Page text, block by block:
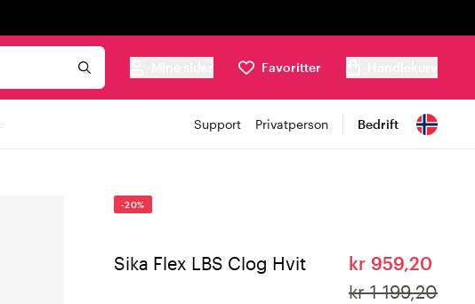
Favoritter
Support Privatperson Bedrift
-20%
Sika Flex LBS Clog Hvit
kr 959,20
kr 1 199,20